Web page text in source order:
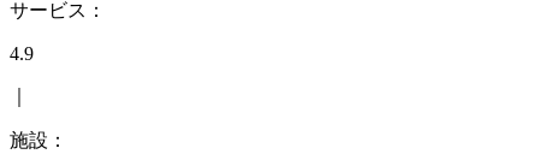
サービス：
4.9
施設：